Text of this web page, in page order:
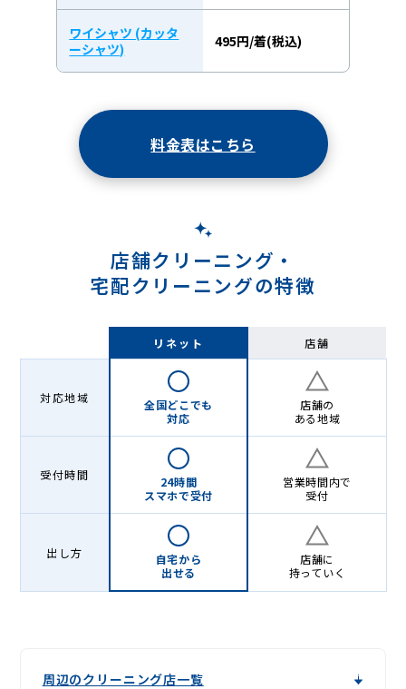
ワイシャツ (カッタ
ーシャツ)
495円/着(税込)
料金表はこちら
店舗クリーニング・
宅配クリーニングの特徴
リネット 店舗
対応地域
全国どこでも
対応
店舗の
ある地域
受付時間
24時間
スマホで受付
営業時間内で
受付
出し方
自宅から
出せる
店舗に
持っていく
周辺のクリーニング店一覧